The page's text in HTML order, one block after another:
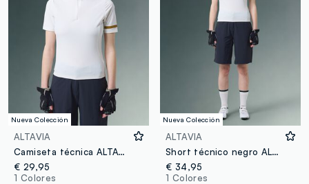
Nueva Colección
ALTAVIA
Camiseta técnica ALTAVIA BIKE blanca en tejido elástico
€ 29,95
1 Colores
Nueva Colección
ALTAVIA
Short técnico negro ALTAVIA BIKE en tejido elástico
€ 34,95
1 Colores